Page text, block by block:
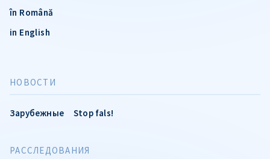
în Română
in English
НОВОСТИ
Зарубежные Stop fals!
РАССЛЕДОВАНИЯ